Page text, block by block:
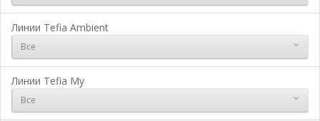
Линии Tefia Ambient
Все
Линии Tefia My
Все